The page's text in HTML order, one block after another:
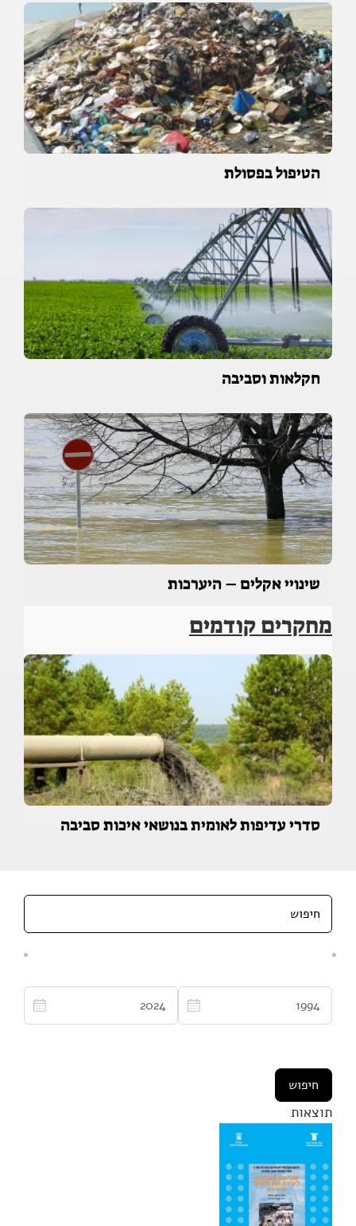
הטיפול בפסולת
חקלאות וסביבה
שינויי אקלים – היערכות
מחקרים קודמים
סדרי עדיפות לאומית בנושאי איכות סביבה
תוצאות